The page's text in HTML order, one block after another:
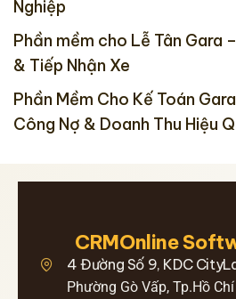
Nghiệp
Phần mềm cho Lễ Tân Gara
& Tiếp Nhận Xe
Phần Mềm Cho Kế Toán
Công Nợ & Doanh Thu Hiệu
CRMOnline
4 Đường Số 9, KDC
Phường Gò Vấp, Tp.Hồ